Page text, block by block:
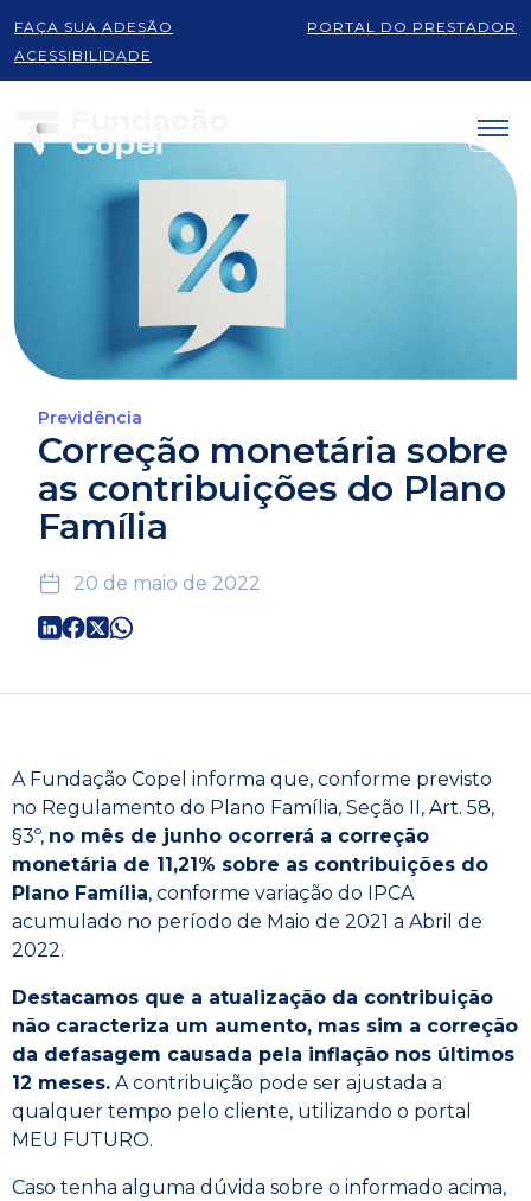
FAÇA SUA ADESÃO
PORTAL DO PRESTADOR
ACESSIBILIDADE
Previdência
Correção monetária sobre
as contribuições do Plano
Família
20 de maio de 2022
A Fundação Copel informa que, conforme previsto
no Regulamento do Plano Família, Seção II, Art. 58,
§3º, no mês de junho ocorrerá a correção
monetária de 11,21% sobre as contribuições do
Plano Família, conforme variação do IPCA
acumulado no período de Maio de 2021 a Abril de
2022.
Destacamos que a atualização da contribuição
não caracteriza um aumento, mas sim a correção
da defasagem causada pela inflação nos últimos
12 meses. A contribuição pode ser ajustada a
qualquer tempo pelo cliente, utilizando o portal
MEU FUTURO.
Caso tenha alguma dúvida sobre o informado acima,